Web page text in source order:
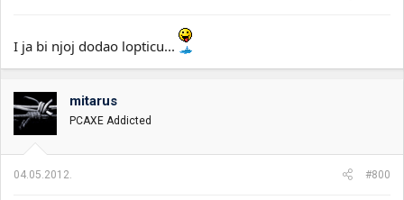
I ja bi njoj dodao lopticu...
mitarus
PCAXE Addicted
04.05.2012. #800